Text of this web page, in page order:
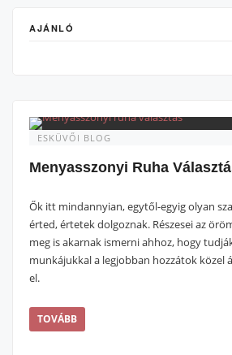
AJÁNLÓ
ESKÜVŐI BLOG
Menyasszonyi Ruha
Ők itt mindannyian, egytől-egyig olyan
érted, értetek dolgoznak. Részesei az
meg is akarnak ismerni ahhoz, hogy
munkájukkal a legjobban hozzátok közel
el.
TOVÁBB